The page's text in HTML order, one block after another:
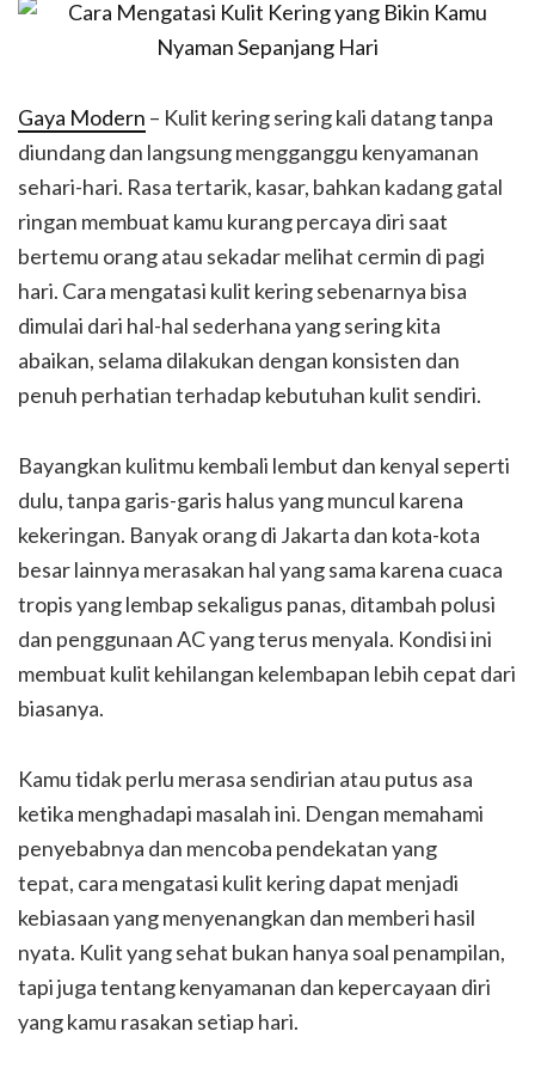
Gaya Modern – Kulit kering sering kali datang tanpa
diundang dan langsung mengganggu kenyamanan
sehari-hari. Rasa tertarik, kasar, bahkan kadang gatal
ringan membuat kamu kurang percaya diri saat
bertemu orang atau sekadar melihat cermin di pagi
hari. Cara mengatasi kulit kering sebenarnya bisa
dimulai dari hal-hal sederhana yang sering kita
abaikan, selama dilakukan dengan konsisten dan
penuh perhatian terhadap kebutuhan kulit sendiri.
Bayangkan kulitmu kembali lembut dan kenyal seperti
dulu, tanpa garis-garis halus yang muncul karena
kekeringan. Banyak orang di Jakarta dan kota-kota
besar lainnya merasakan hal yang sama karena cuaca
tropis yang lembap sekaligus panas, ditambah polusi
dan penggunaan AC yang terus menyala. Kondisi ini
membuat kulit kehilangan kelembapan lebih cepat dari
biasanya.
Kamu tidak perlu merasa sendirian atau putus asa
ketika menghadapi masalah ini. Dengan memahami
penyebabnya dan mencoba pendekatan yang
tepat, cara mengatasi kulit kering dapat menjadi
kebiasaan yang menyenangkan dan memberi hasil
nyata. Kulit yang sehat bukan hanya soal penampilan,
tapi juga tentang kenyamanan dan kepercayaan diri
yang kamu rasakan setiap hari.